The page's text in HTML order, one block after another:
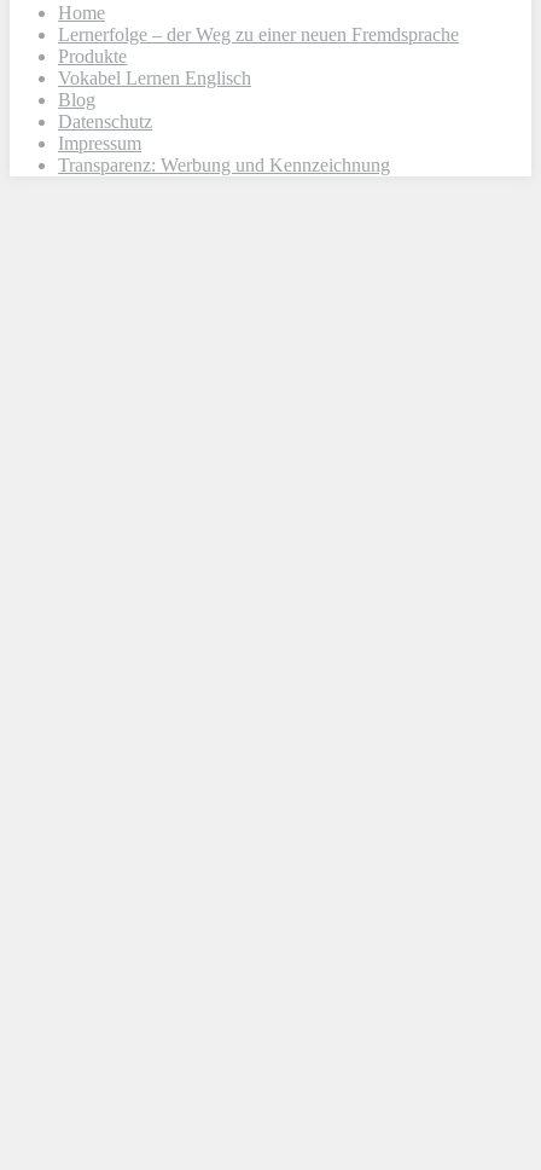
Home
Lernerfolge – der Weg zu einer neuen Fremdsprache
Produkte
Vokabel Lernen Englisch
Blog
Datenschutz
Impressum
Transparenz: Werbung und Kennzeichnung